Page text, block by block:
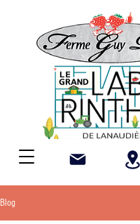
Blog